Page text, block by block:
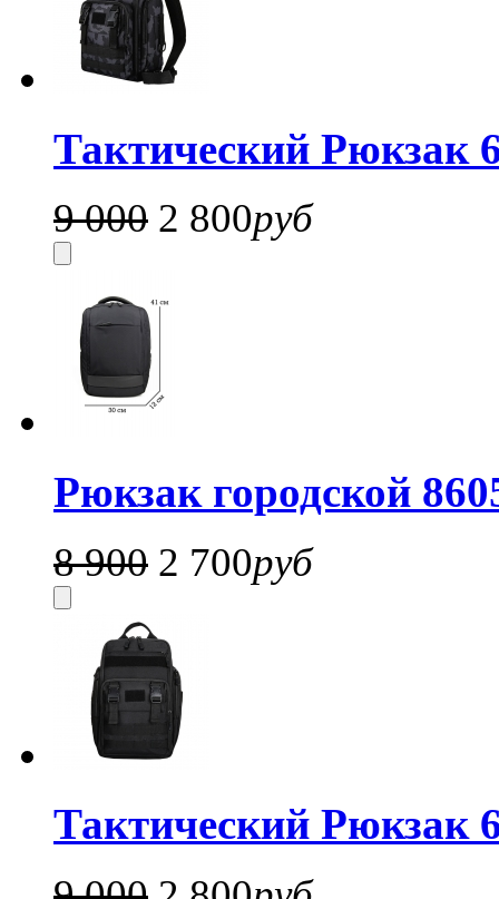
Тактический Рюкзак
9 000 2 800руб
Рюкзак городской
8 900 2 700руб
Тактический Рюкзак